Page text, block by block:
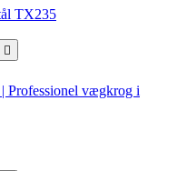
TX235
